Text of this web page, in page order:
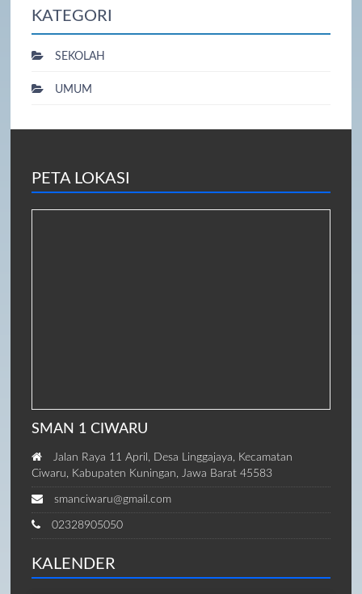
KATEGORI
SEKOLAH
UMUM
PETA LOKASI
SMAN 1 CIWARU
Jalan Raya 11 April, Desa Linggajaya, Kecamatan
Ciwaru, Kabupaten Kuningan, Jawa Barat 45583
smanciwaru@gmail.com
02328905050
KALENDER